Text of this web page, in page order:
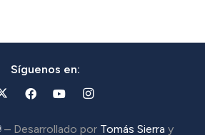
Síguenos en:
– Desarrollado por Tomás Sierra y